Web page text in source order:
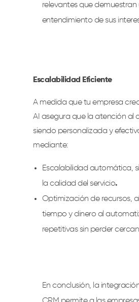
relevantes que
entendimiento de sus
Escalabilidad Eficiente
A medida que tu empresa
AI asegura que la atención al
siendo personalizada y
mediante:
Escalabilidad automática,
la calidad del servicio.
Optimización de recursos,
tiempo y dinero al
repetitivas sin perder
En conclusión, la